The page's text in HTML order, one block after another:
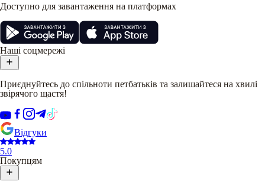
Доступно для завантаження на платформах
Наші соцмережі
Приєднуйтесь до спільноти петбатьків та залишайтеся на хвилі
звірячого щастя!
Відгуки
5.0
Покупцям